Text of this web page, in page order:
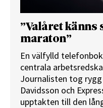
”Valåret känns
maraton”
En välfylld
centrala
Journalisten tog
Davidsson och
upptakten till den